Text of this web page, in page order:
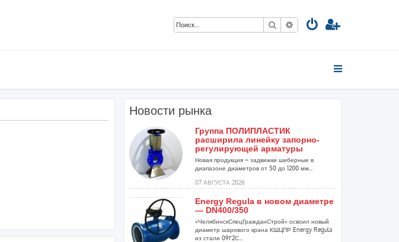
Поиск Расширенный поиск
Новости рынка
Группа ПОЛИПЛАСТИК
расширила линейку запорно-
регулирующей арматуры
Новая продукция – задвижки шиберные в
диапазоне диаметров от 50 до 1200 мм...
07 АВГУСТА 2026
Energy Regula в новом диаметре
— DN400/350
«ЧелябинскСпецГражданСтрой» освоил новый
диаметр шарового крана КШЦПР Energy Regula
из стали 09Г2С...